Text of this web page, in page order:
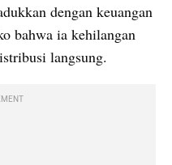
dengan keuangan
bahwa ia kehilangan
langsung.